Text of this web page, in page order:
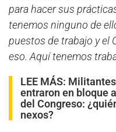
para hacer sus
tenemos ninguno de
puestos de trabajo y el
eso. Aquí tenemos
LEE MÁS:
entraron en bloque
del Congreso:
nexos?